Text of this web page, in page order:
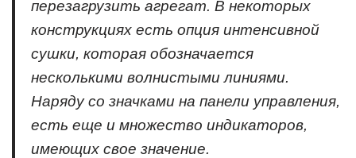
перезагрузить агрегат. В некоторых
конструкциях есть опция интенсивной
сушки, которая обозначается
несколькими волнистыми линиями.
Наряду со значками на панели управления,
есть еще и множество индикаторов,
имеющих свое значение.